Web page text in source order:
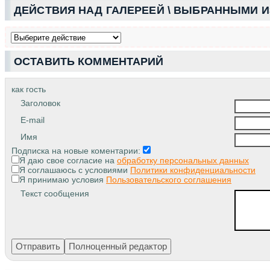
ДЕЙСТВИЯ НАД ГАЛЕРЕЕЙ \ ВЫБРАННЫМИ
ОСТАВИТЬ КОММЕНТАРИЙ
как гость
Заголовок
E-mail
Имя
Подписка на новые коментарии:
Я даю свое согласие на обработку персональных данных
Я соглашаюсь с условиями Политики конфиденциальности
Я принимаю условия Пользовательского соглашения
Текст сообщения